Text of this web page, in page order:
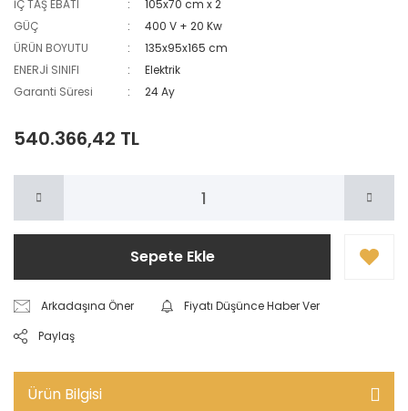
İÇ TAŞ EBATI
105x70 cm x 2
GÜÇ
400 V + 20 Kw
ÜRÜN BOYUTU
135x95x165 cm
ENERJİ SINIFI
Elektrik
Garanti Süresi
24 Ay
540.366,42 TL
Sepete Ekle
Arkadaşına Öner
Fiyatı Düşünce Haber Ver
Paylaş
Ürün Bilgisi